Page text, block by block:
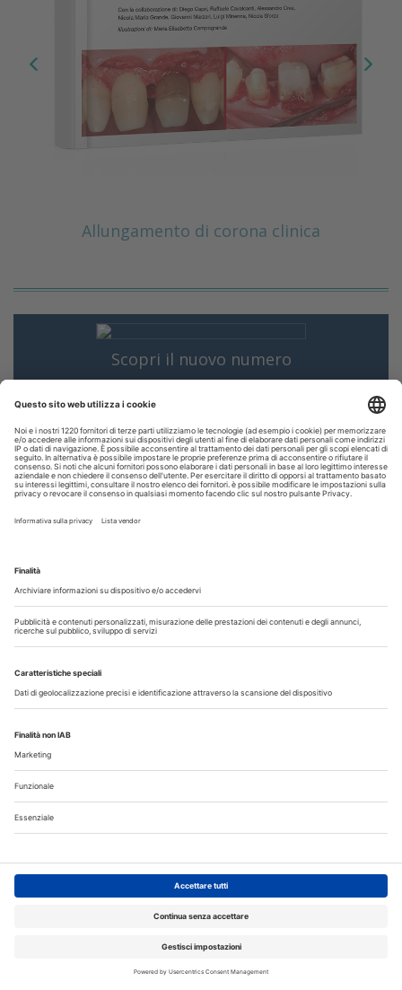
Allungamento di corona clinica
Scopri il nuovo numero
La CAO richiama i direttori sanitari agli obblighi di
comunicazione all'Ordine dell’assunzione dell’incarico
Fumo e sigarette elettroniche: le conseguenze per la salute
Microbioma orale e collutori agli oli essenziali: un alleato per